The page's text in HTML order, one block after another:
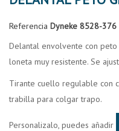
Referencia Dyneke 8528-376
Delantal envolvente con
loneta muy resistente. Se
Tirante cuello regulable con
trabilla para colgar trapo.
Personalizalo, puedes añadir